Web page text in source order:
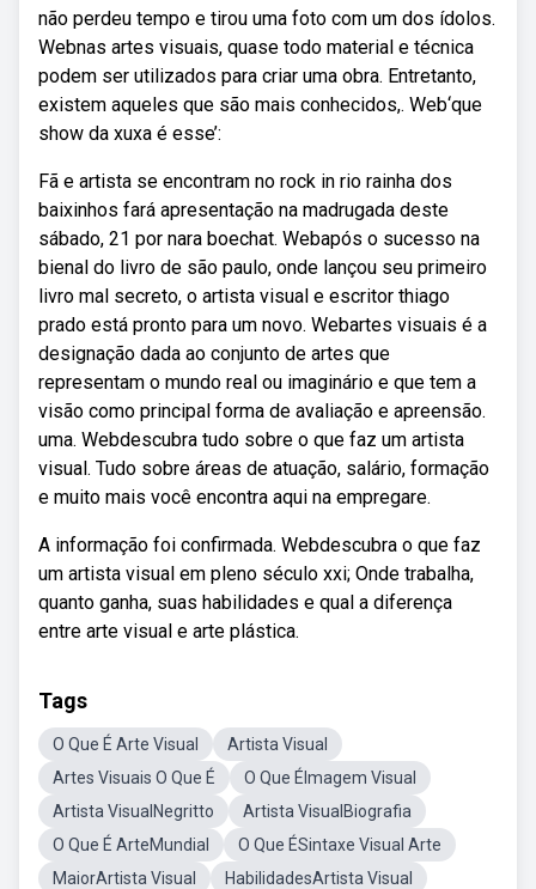
não perdeu tempo e tirou uma foto com um dos ídolos.
Webnas artes visuais, quase todo material e técnica
podem ser utilizados para criar uma obra. Entretanto,
existem aqueles que são mais conhecidos,. Web‘que
show da xuxa é esse’:
Fã e artista se encontram no rock in rio rainha dos
baixinhos fará apresentação na madrugada deste
sábado, 21 por nara boechat. Webapós o sucesso na
bienal do livro de são paulo, onde lançou seu primeiro
livro mal secreto, o artista visual e escritor thiago
prado está pronto para um novo. Webartes visuais é a
designação dada ao conjunto de artes que
representam o mundo real ou imaginário e que tem a
visão como principal forma de avaliação e apreensão.
uma. Webdescubra tudo sobre o que faz um artista
visual. Tudo sobre áreas de atuação, salário, formação
e muito mais você encontra aqui na empregare.
A informação foi confirmada. Webdescubra o que faz
um artista visual em pleno século xxi; Onde trabalha,
quanto ganha, suas habilidades e qual a diferença
entre arte visual e arte plástica.
Tags
O Que É Arte Visual
Artista Visual
Artes Visuais O Que É
O Que ÉImagem Visual
Artista VisualNegritto
Artista VisualBiografia
O Que É ArteMundial
O Que ÉSintaxe Visual Arte
MaiorArtista Visual
HabilidadesArtista Visual